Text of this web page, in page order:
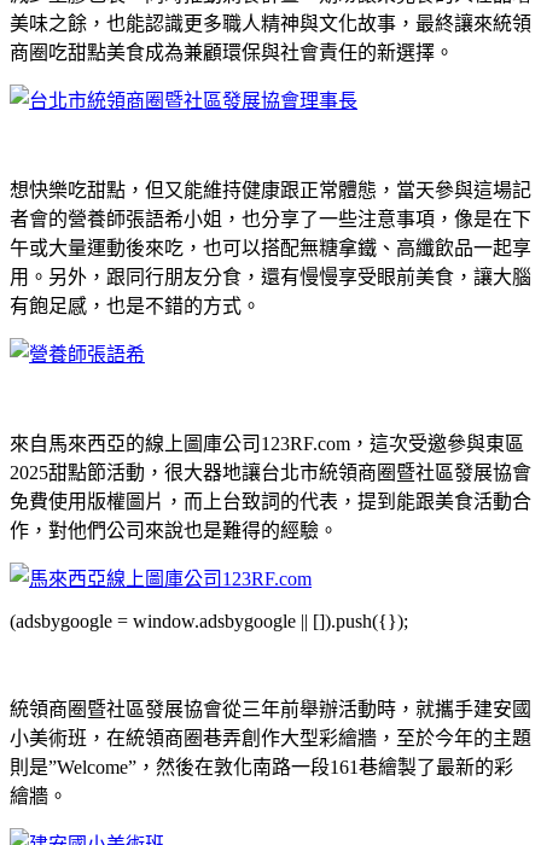
美味之餘，也能認識更多職人精神與文化故事，最終讓來統領
商圈吃甜點美食成為兼顧環保與社會責任的新選擇。
想快樂吃甜點，但又能維持健康跟正常體態，當天參與這場記
者會的營養師張語希小姐，也分享了一些注意事項，像是在下
午或大量運動後來吃，也可以搭配無糖拿鐵、高纖飲品一起享
用。另外，跟同行朋友分食，還有慢慢享受眼前美食，讓大腦
有飽足感，也是不錯的方式。
來自馬來西亞的線上圖庫公司123RF.com，這次受邀參與東區
2025甜點節活動，很大器地讓台北市統領商圈暨社區發展協會
免費使用版權圖片，而上台致詞的代表，提到能跟美食活動合
作，對他們公司來說也是難得的經驗。
(adsbygoogle = window.adsbygoogle || []).push({});
統領商圈暨社區發展協會從三年前舉辦活動時，就攜手建安國
小美術班，在統領商圈巷弄創作大型彩繪牆，至於今年的主題
則是”Welcome”，然後在敦化南路一段161巷繪製了最新的彩
繪牆。